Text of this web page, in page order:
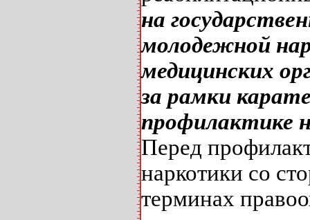
на
молодежной
медицинских
за рамки
профилактике
Перед
наркотики со
терминах